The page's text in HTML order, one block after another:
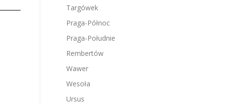
Targówek
Praga-Północ
Praga-Południe
Rembertów
Wawer
Wesoła
Ursus